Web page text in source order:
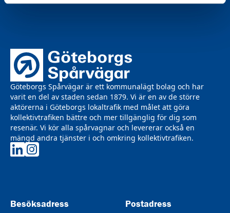
Göteborgs Spårvägar är ett kommunalägt bolag och har
varit en del av staden sedan 1879. Vi är en av de större
aktörerna i Göteborgs lokaltrafik med målet att göra
kollektivtrafiken bättre och mer tillgänglig för dig som
resenär. Vi kör alla spårvagnar och levererar också en
mängd andra tjänster i och omkring kollektivtrafiken.
Göteborgs Spårvägar på LinkedIn
Besöksadress Postadress